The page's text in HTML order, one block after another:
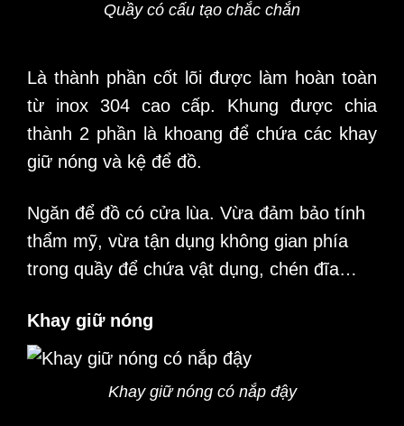
Quầy có cấu tạo chắc chắn
Là thành phần cốt lõi được làm hoàn toàn
từ inox 304 cao cấp. Khung được chia
thành 2 phần là khoang để chứa các khay
giữ nóng và kệ để đồ.
Ngăn để đồ có cửa lùa. Vừa đảm bảo tính
thẩm mỹ, vừa tận dụng không gian phía
trong quầy để chứa vật dụng, chén đĩa…
Khay giữ nóng
Khay giữ nóng có nắp đậy